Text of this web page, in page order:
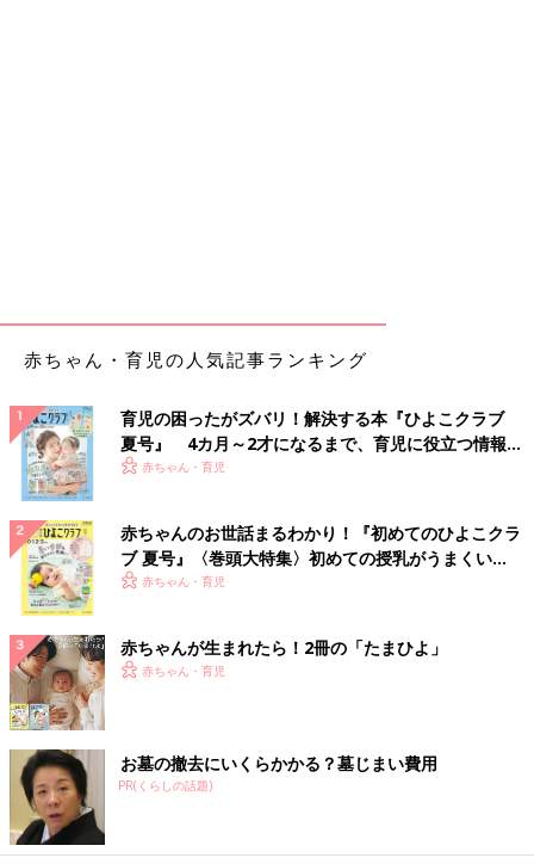
赤ちゃん・育児の人気記事ランキング
育児の困ったがズバリ！解決する本『ひよこクラブ
夏号』 4カ月～2才になるまで、育児に役立つ情報が
いっぱい！
赤ちゃん・育児
赤ちゃんのお世話まるわかり！『初めてのひよこクラ
ブ 夏号』〈巻頭大特集〉初めての授乳がうまくい
く！ おっぱい・ミルクの基本と夏のトラブル 解決テ
赤ちゃん・育児
赤ちゃんが生まれたら！2冊の「たまひよ」
赤ちゃん・育児
お墓の撤去にいくらかかる？墓じまい費用
PR(くらしの話題)